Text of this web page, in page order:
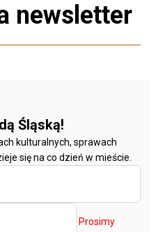
newsletter
Śląską!
kulturalnych, sprawach
się na co dzień w mieście.
Prosimy